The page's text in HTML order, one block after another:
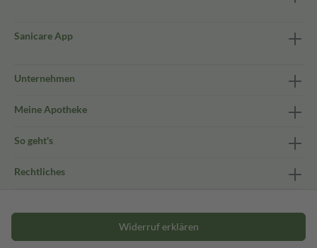
Sanicare App
Unternehmen
Meine Apotheke
So geht's
Rechtliches
Widerruf erklären